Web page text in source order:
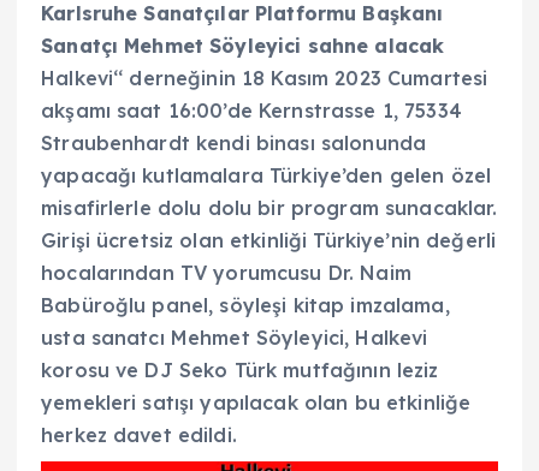
Karlsruhe Sanatçılar Platformu Başkanı
Sanatçı Mehmet Söyleyici sahne alacak
Halkevi‘‘ derneğinin 18 Kasım 2023 Cumartesi
akşamı saat 16:00’de Kernstrasse 1, 75334
Straubenhardt kendi binası salonunda
yapacağı kutlamalara Türkiye’den gelen özel
misafirlerle dolu dolu bir program sunacaklar.
Girişi ücretsiz olan etkinliği Türkiye’nin değerli
hocalarından TV yorumcusu Dr. Naim
Babüroğlu panel, söyleşi kitap imzalama,
usta sanatcı Mehmet Söyleyici, Halkevi
korosu ve DJ Seko Türk mutfağının leziz
yemekleri satışı yapılacak olan bu etkinliğe
herkez davet edildi.